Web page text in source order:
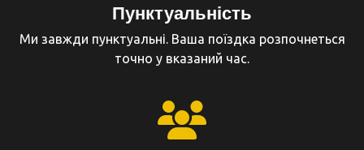
Пунктуальність
Ми завжди пунктуальні. Ваша поїздка розпочнеться
точно у вказаний час.